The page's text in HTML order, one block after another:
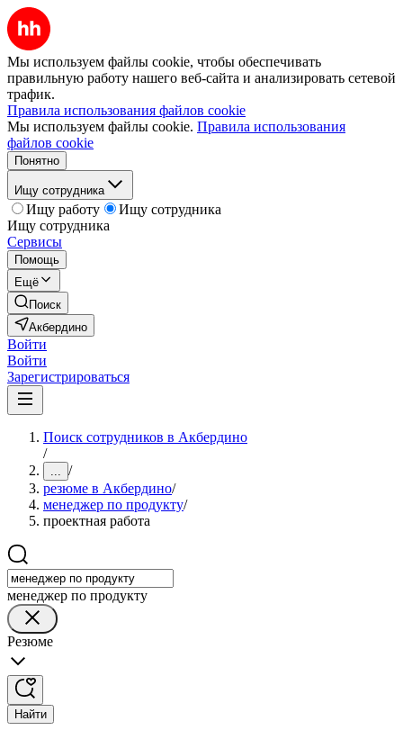
Мы используем файлы cookie, чтобы обеспечивать
правильную работу нашего веб-сайта и анализировать сетевой
трафик.
Правила использования файлов cookie
Мы используем файлы cookie. Правила использования
файлов cookie
Понятно
Ищу сотрудника
Ищу работу
Ищу сотрудника
Ищу сотрудника
Сервисы
Помощь
Ещё
Поиск
Акбердино
Войти
Войти
Зарегистрироваться
Поиск сотрудников в Акбердино
/
... /
резюме в Акбердино/
менеджер по продукту/
проектная работа
менеджер по продукту
Резюме
Найти